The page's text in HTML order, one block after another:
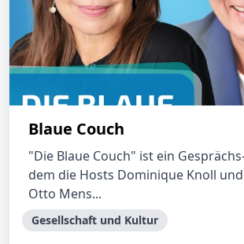
Blaue Couch
"Die Blaue Couch" ist ein
dem die Hosts Dominique Knoll
Otto Mens...
Gesellschaft und Kultur